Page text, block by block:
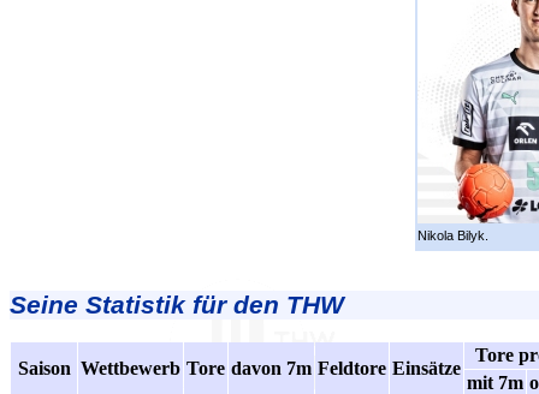
Nikola Bilyk.
Seine Statistik für den THW
Saison Wettbewerb Tore davon 7m Feldtore Einsätze
Tore
mit 7m